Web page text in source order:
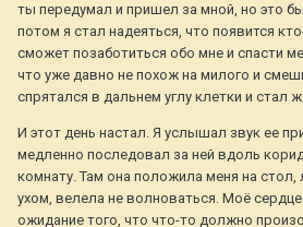
ты передумал и пришел за мной, но это
потом я стал надеяться, что появится
сможет позаботиться обо мне и спасти
что уже давно не похож на милого и
спрятался в дальнем углу клетки и стал
И этот день настал. Я услышал звук ее
медленно последовал за ней вдоль
комнату. Там она положила меня на стол,
ухом, велела не волноваться. Моё
ожидание того, что что-то должно